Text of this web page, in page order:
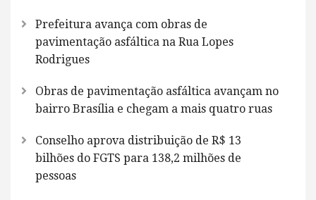
Prefeitura avança com obras de
pavimentação asfáltica na Rua Lopes
Rodrigues
Obras de pavimentação asfáltica avançam no
bairro Brasília e chegam a mais quatro ruas
Conselho aprova distribuição de R$ 13
bilhões do FGTS para 138,2 milhões de
pessoas